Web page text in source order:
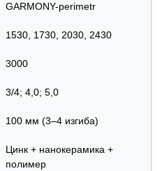
GARMONY-perimetr
1530, 1730, 2030, 2430
3000
3/4; 4,0; 5,0
100 мм (3–4 изгиба)
Цинк + нанокерамика +
полимер